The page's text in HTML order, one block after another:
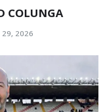
COLUNGA
29, 2026